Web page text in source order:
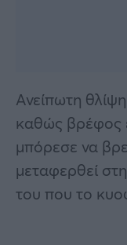
Ανείπωτη
καθώς βρέφος
μπόρεσε να
μεταφερθεί
του που το